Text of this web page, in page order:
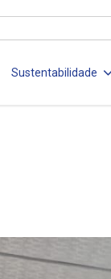
Sustentabilidade